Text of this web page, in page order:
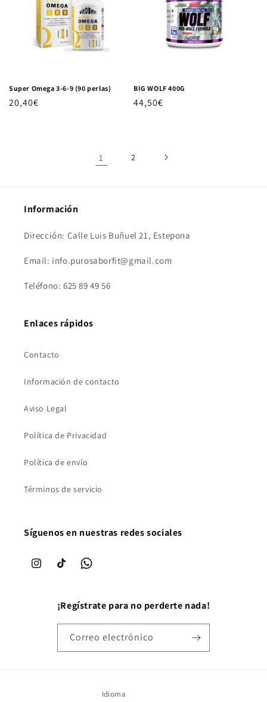
Super Omega 3-6-9 (90 perlas)
Precio habitual
20,40€
BIG WOLF 400G
Precio habitual
44,50€
1 2
Información
Dirección: Calle Luis Buñuel 21, Estepona
Email: info.purosaborfit@gmail.com
Teléfono: 625 89 49 56
Enlaces rápidos
Contacto
Información de contacto
Aviso Legal
Política de Privacidad
Política de envío
Términos de servicio
Síguenos en nuestras redes sociales
InstagramTikTok WhatsApp
¡Regístrate para no perderte nada!
Correo electrónico
Idioma